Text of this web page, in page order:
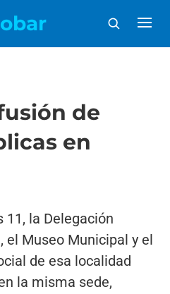
de
en
la Delegación
el Museo Municipal y el
de esa localidad
la misma sede,